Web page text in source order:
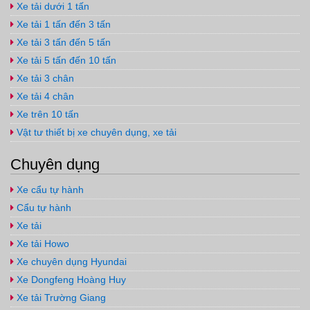
Xe tải dưới 1 tấn
Xe tải 1 tấn đến 3 tấn
Xe tải 3 tấn đến 5 tấn
Xe tải 5 tấn đến 10 tấn
Xe tải 3 chân
Xe tải 4 chân
Xe trên 10 tấn
Vật tư thiết bị xe chuyên dụng, xe tải
Chuyên dụng
Xe cẩu tự hành
Cẩu tự hành
Xe tải
Xe tải Howo
Xe chuyên dụng Hyundai
Xe Dongfeng Hoàng Huy
Xe tải Trường Giang